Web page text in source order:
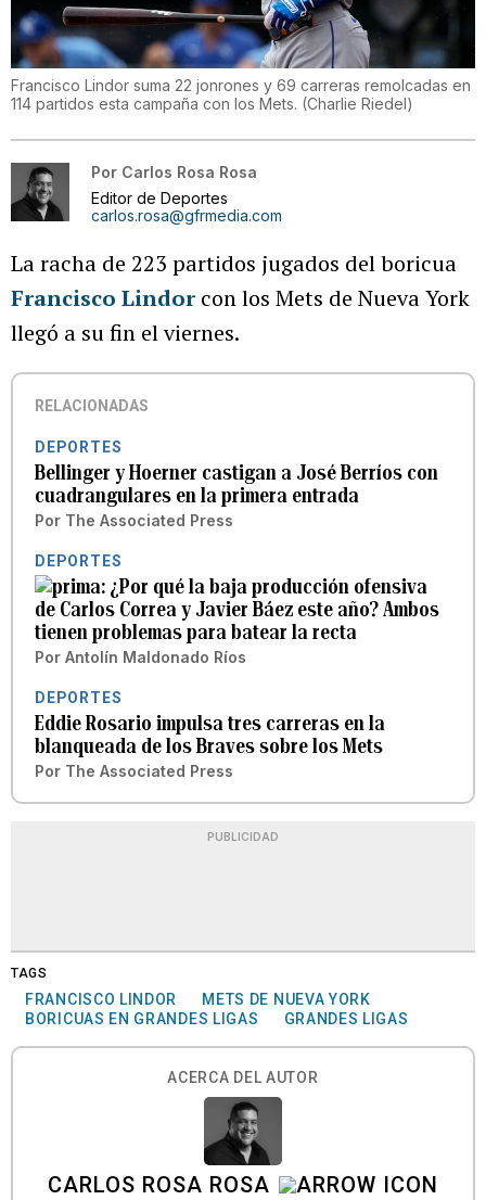
Francisco Lindor suma 22 jonrones y 69 carreras remolcadas en
114 partidos esta campaña con los Mets. (Charlie Riedel)
Por Carlos Rosa Rosa
Editor de Deportes
carlos.rosa@gfrmedia.com
La racha de 223 partidos jugados del boricua
Francisco Lindor con los Mets de Nueva York
llegó a su fin el viernes.
RELACIONADAS
DEPORTES
Bellinger y Hoerner castigan a José Berríos con
cuadrangulares en la primera entrada
Por The Associated Press
DEPORTES
¿Por qué la baja producción ofensiva
de Carlos Correa y Javier Báez este año? Ambos
tienen problemas para batear la recta
Por Antolín Maldonado Ríos
DEPORTES
Eddie Rosario impulsa tres carreras en la
blanqueada de los Braves sobre los Mets
Por The Associated Press
PUBLICIDAD
TAGS
FRANCISCO LINDOR
METS DE NUEVA YORK
BORICUAS EN GRANDES LIGAS
GRANDES LIGAS
ACERCA DEL AUTOR
CARLOS ROSA ROSA